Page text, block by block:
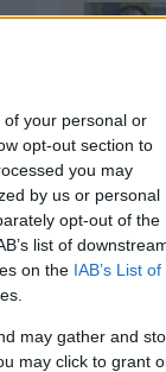
your personal or
opt-out section to
you may
by us or personal
opt-out of the
list of
on the IAB’s List of
may gather and
may click to grant